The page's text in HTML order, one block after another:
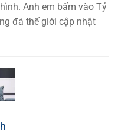
Anh em bấm vào Tỷ
đá thế giới cập nhật